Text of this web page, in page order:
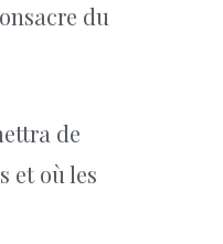
du
de
et où les